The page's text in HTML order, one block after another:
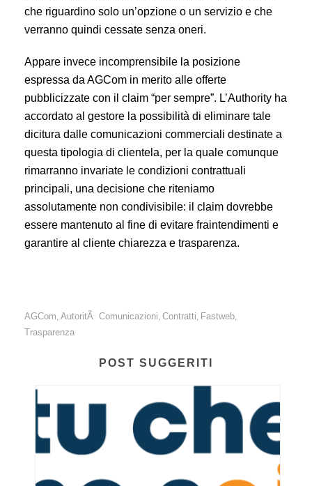
che riguardino solo un’opzione o un servizio e che
verranno quindi cessate senza oneri.
Appare invece incomprensibile la posizione
espressa da AGCom in merito alle offerte
pubblicizzate con il claim “per sempre”. L’Authority ha
accordato al gestore la possibilità di eliminare tale
dicitura dalle comunicazioni commerciali destinate a
questa tipologia di clientela, per la quale comunque
rimarranno invariate le condizioni contrattuali
principali, una decisione che riteniamo
assolutamente non condivisibile: il claim dovrebbe
essere mantenuto al fine di evitare fraintendimenti e
garantire al cliente chiarezza e trasparenza.
AGCom, AutoritÃ Comunicazioni, Contratti, Fastweb,
Trasparenza
POST SUGGERITI